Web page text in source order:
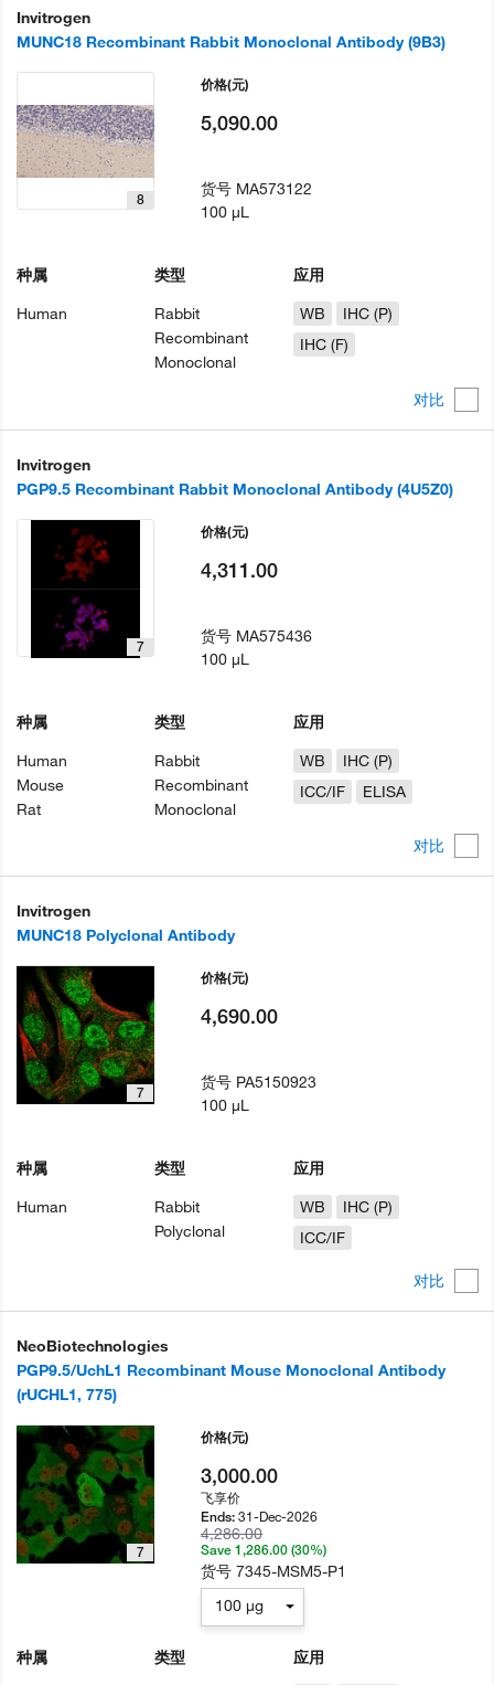
Invitrogen
MUNC18 Recombinant Rabbit Monoclonal Antibody (9B3)
对比
8
种属
Human
类型
Rabbit
Recombinant
Monoclonal
应用
WB
IHC (P)
IHC (F)
价格(元)
5,090.00
货号 MA573122
100 µL
Invitrogen
PGP9.5 Recombinant Rabbit Monoclonal Antibody (4U5Z0)
对比
7
种属
Human
Mouse
Rat
类型
Rabbit
Recombinant
Monoclonal
应用
WB
IHC (P)
ICC/IF
ELISA
价格(元)
4,311.00
货号 MA575436
100 µL
Invitrogen
MUNC18 Polyclonal Antibody
对比
7
种属
Human
类型
Rabbit
Polyclonal
应用
WB
IHC (P)
ICC/IF
价格(元)
4,690.00
货号 PA5150923
100 µL
NeoBiotechnologies
PGP9.5/UchL1 Recombinant Mouse Monoclonal Antibody
(rUCHL1, 775)
7
种属
类型
应用
价格(元)
3,000.00
飞享价
Ends:31-Dec-2026
4,286.00
Save 1,286.00 (30%)
货号7345-MSM5-P1
100 µg